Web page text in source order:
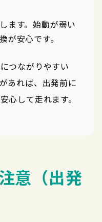
ます。始動が弱い
が安心です。
つながりやすい
あれば、出発前に
心して走れます。
意（出発